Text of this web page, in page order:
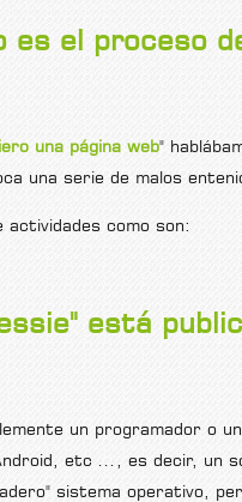
es el proceso
una página web"
una serie de malos
actividades como son:
está
un programador o
etc ..., es decir, un
sistema operativo,